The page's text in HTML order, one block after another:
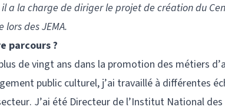
a la charge de diriger le projet de création du
des JEMA.
parcours ?
de vingt ans dans la promotion des métiers
public culturel, j’ai travaillé à différentes
J’ai été Directeur de l’Institut National des